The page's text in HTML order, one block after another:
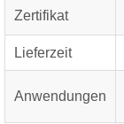
Zertifikat
Lieferzeit
Anwendungen